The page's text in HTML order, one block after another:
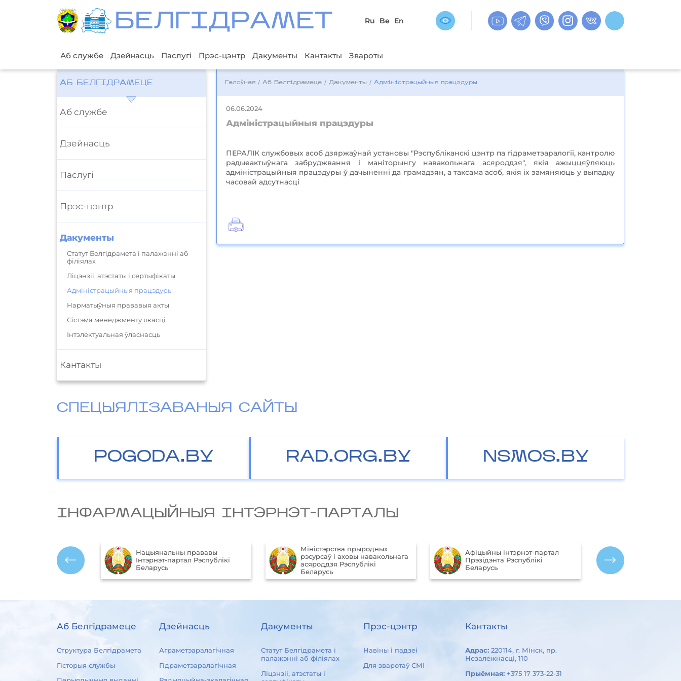
БЕЛГIДРAМЕТ Ru Be En
Аб службе Дзейнасць Паслугі Прэс-цэнтр Дакументы Кантакты Звароты
АБ БЕЛГІДРАМЕЦЕ
Аб службе
Дзейнасць
Паслугі
Прэс-цэнтр
Дакументы
Статут Белгідрамета і палажэнні аб
філіялах
Ліцэнзіі, атэстаты і сертыфікаты
Адміністрацыйныя працэдуры
Нарматыўныя прававыя акты
Сістэма менеджменту якасці
Інтэлектуальная ўласнасць
Кантакты
Галоўная /Аб Белгідрамеце /Дакументы /Адміністрацыйныя працэдуры
06.06.2024
Адміністрацыйныя працэдуры
ПЕРАЛІК службовых асоб дзяржаўнай установы "Рэспубліканскі цэнтр па гідраметэаралогіі, кантролю
радыеактыўнага забруджвання і маніторынгу навакольнага асяроддзя", якія ажыццяўляюць
адміністрацыйныя працэдуры ў дачыненні да грамадзян, а таксама асоб, якія іх замяняюць у выпадку
часовай адсутнасці
СПЕЦЫЯЛІЗАВАНЫЯ САЙТЫ
POGODA.BY RAD.ORG.BY NSMOS.BY
IНФАРМАЦЫЙНЫЯ IНТЭРНЭТ-ПАРТАЛЫ
Беларусь
Нацыянальны прававы
Інтэрнэт-партал Рэспублікі
Беларусь
Міністэрства прыродных
рэсурсаў і аховы навакольнага
асяроддзя Рэспублікі
Беларусь
Aфiцыйны iнтэрнэт-партал
Прэзiдэнта Рэспублiкi
Беларусь
Аб Белгідрамеце
Структура Белгідрамета
Гісторыя службы
Дзейнасць
Аграметэаралагічная
Гідраметэаралагічная
Дакументы
Статут Белгідрамета і
палажэнні аб філіялах
Ліцэнзіі, атэстаты і
Прэс-цэнтр
Навіны і падзеі
Для зваротаў СМІ
Кантакты
Адрас: 220114, г. Мінск, пр.
Незалежнасці, 110
Прыёмная: +375 17 373-22-31